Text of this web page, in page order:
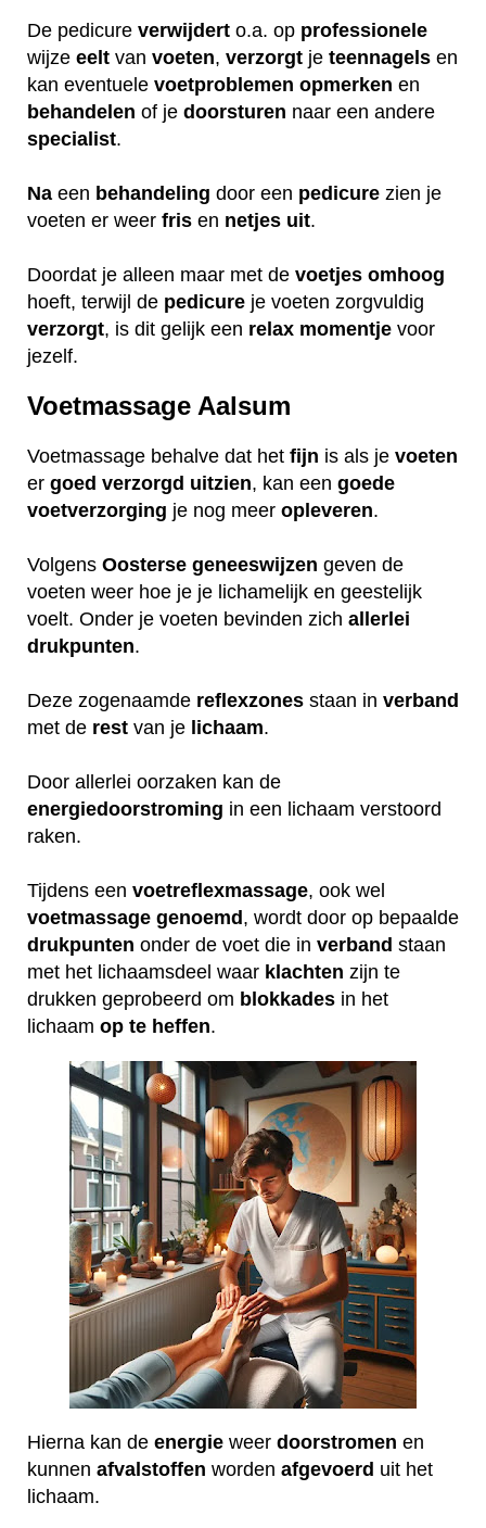
De pedicure verwijdert o.a. op professionele
wijze eelt van voeten, verzorgt je teennagels en
kan eventuele voetproblemen opmerken en
behandelen of je doorsturen naar een andere
specialist.
Na een behandeling door een pedicure zien je
voeten er weer fris en netjes uit.
Doordat je alleen maar met de voetjes omhoog
hoeft, terwijl de pedicure je voeten zorgvuldig
verzorgt, is dit gelijk een relax momentje voor
jezelf.
Voetmassage Aalsum
Voetmassage behalve dat het fijn is als je voeten
er goed verzorgd uitzien, kan een goede
voetverzorging je nog meer opleveren.
Volgens Oosterse geneeswijzen geven de
voeten weer hoe je je lichamelijk en geestelijk
voelt. Onder je voeten bevinden zich allerlei
drukpunten.
Deze zogenaamde reflexzones staan in verband
met de rest van je lichaam.
Door allerlei oorzaken kan de
energiedoorstroming in een lichaam verstoord
raken.
Tijdens een voetreflexmassage, ook wel
voetmassage genoemd , wordt door op bepaalde
drukpunten onder de voet die in verband staan
met het lichaamsdeel waar klachten zijn te
drukken geprobeerd om blokkades in het
lichaam op te heffen.
Hierna kan de energie weer doorstromen en
kunnen afvalstoffen worden afgevoerd uit het
lichaam.